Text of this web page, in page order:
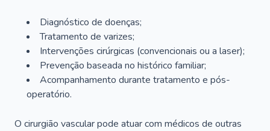
Diagnóstico de doenças;
Tratamento de varizes;
Intervenções cirúrgicas (convencionais ou a laser);
Prevenção baseada no histórico familiar;
Acompanhamento durante tratamento e pós-
operatório.
O cirurgião vascular pode atuar com médicos de outras